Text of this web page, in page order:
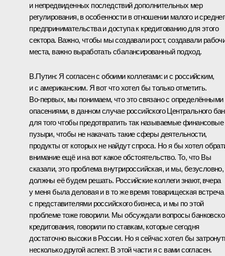
и непредвиденных последствий дополнительных мер
регулирования, в особенности в отношении малого и
предпринимательства и доступа к кредитованию для этого
сектора. Важно, чтобы мы создавали рост, создавали
места, важно выработать сбалансированный подход.
В.Путин: Я согласен с обоими коллегами: и с российским,
и с американским. Я вот что хотел бы только отметить.
Во‑первых, мы понимаем, что это связано с определёнными
опасениями, в данном случае российского Центрального
для того чтобы предотвратить так называемые финансовые
пузыри, чтобы не накачать такие сферы деятельности,
продукты от которых не найдут спроса. Но я бы хотел
внимание ещё и на вот какое обстоятельство. То, что Вы
сказали, это проблема внутрироссийская, и мы, безусловно,
должны её будем решать. Российские коллеги знают, вчера
у меня была деловая и в то же время товарищеская встреча
с представителями российского бизнеса, и мы по этой
проблеме тоже говорили. Мы обсуждали вопросы
кредитования, говорили по ставкам, которые сегодня
достаточно высоки в России. Но я сейчас хотел бы
несколько другой аспект. В этой части я с вами согласен.